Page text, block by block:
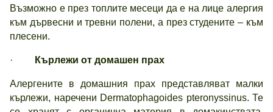
Възможно е през топлите месеци да е на лице алергия
към дървесни и тревни полени, а през студените – към
плесени.
· Кърлежи от домашен прах
Алергените в домашния прах представляват малки
кърлежи, наречени Dermatophagoides pteronyssinus. Те